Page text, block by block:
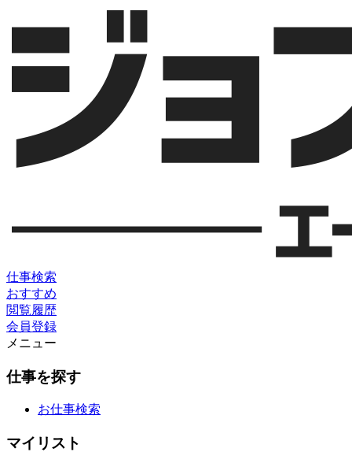
仕事検索
おすすめ
閲覧履歴
会員登録
メニュー
仕事を探す
お仕事検索
マイリスト